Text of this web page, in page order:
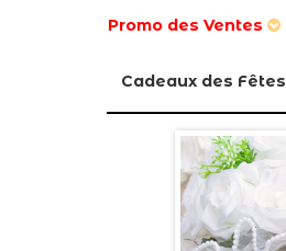
Promo des Ventes
Cadeaux des Fêtes